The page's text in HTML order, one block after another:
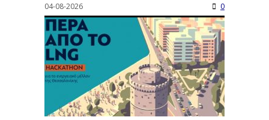
04-08-2026 0